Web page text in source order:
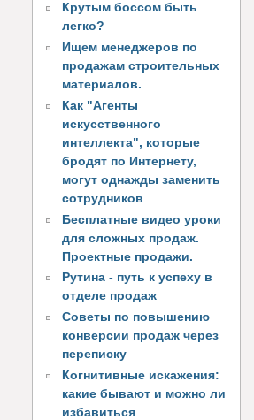
Крутым боссом быть
легко?
Ищем менеджеров по
продажам строительных
материалов.
Как "Агенты
искусственного
интеллекта", которые
бродят по Интернету,
могут однажды заменить
сотрудников
Бесплатные видео уроки
для сложных продаж.
Проектные продажи.
Рутина - путь к успеху в
отделе продаж
Советы по повышению
конверсии продаж через
переписку
Когнитивные искажения:
какие бывают и можно ли
избавиться